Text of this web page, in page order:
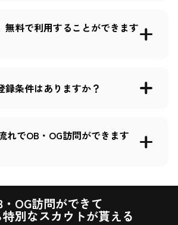
無料で利用することができます
録条件はありますか？
れでOB・OG訪問ができます
・OG訪問ができて
別なスカウトが貰える